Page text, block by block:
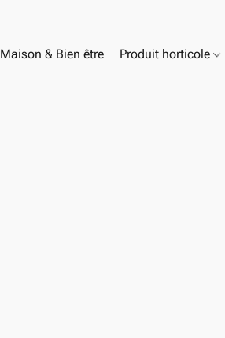
Maison & Bien être Produit horticole